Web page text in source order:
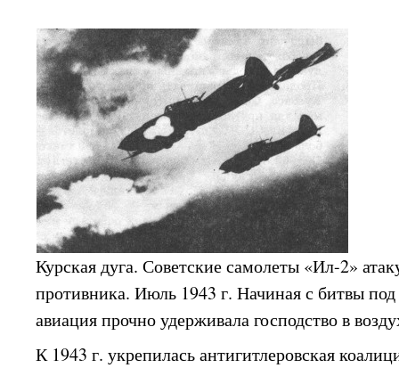
Курская дуга. Советские самолеты «Ил-2»
противника. Июль 1943 г. Начиная с битвы под
авиация прочно удерживала господство в
К 1943 г. укрепилась антигитлеровская